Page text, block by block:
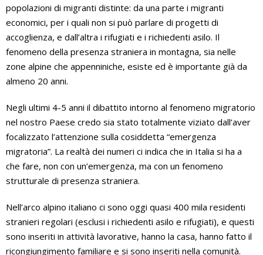
popolazioni di migranti distinte: da una parte i migranti
economici, per i quali non si può parlare di progetti di
accoglienza, e dall’altra i rifugiati e i richiedenti asilo. Il
fenomeno della presenza straniera in montagna, sia nelle
zone alpine che appenniniche, esiste ed è importante già da
almeno 20 anni.
Negli ultimi 4-5 anni il dibattito intorno al fenomeno migratorio
nel nostro Paese credo sia stato totalmente viziato dall’aver
focalizzato l’attenzione sulla cosiddetta “emergenza
migratoria”. La realtà dei numeri ci indica che in Italia si ha a
che fare, non con un’emergenza, ma con un fenomeno
strutturale di presenza straniera.
Nell’arco alpino italiano ci sono oggi quasi 400 mila residenti
stranieri regolari (esclusi i richiedenti asilo e rifugiati), e questi
sono inseriti in attività lavorative, hanno la casa, hanno fatto il
ricongiungimento familiare e si sono inseriti nella comunità.